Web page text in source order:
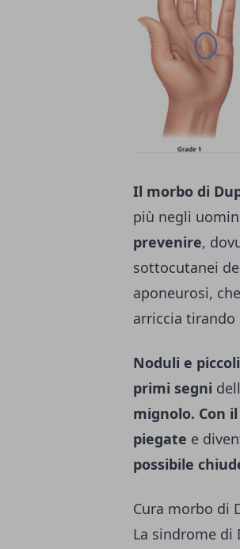
Il morbo di
più negli
prevenire,
sottocutanei
aponeurosi,
arriccia tirando
Noduli e
primi segni
mignolo. Con
piegate e
possibile
Cura morbo di
La sindrome di